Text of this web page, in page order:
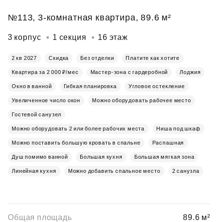
№113, 3-комнатная квартира, 89.6 м²
3 корпус 1 секция 16 этаж
2 кв 2027 Скидка Без отделки Платите как хотите
Квартира за 2 000 ₽/мес Мастер-зона с гардеробной Лоджия
Окно в ванной Гибкая планировка Угловое остекление
Увеличенное число окон Можно оборудовать рабочее место
Гостевой санузел
Можно оборудовать 2 или более рабочих места Ниша под шкаф
Можно поставить большую кровать в спальне Распашная
Душ помимо ванной Большая кухня Большая мягкая зона
Линейная кухня Можно добавить спальное место 2 санузла
Общая площадь 89.6 м²